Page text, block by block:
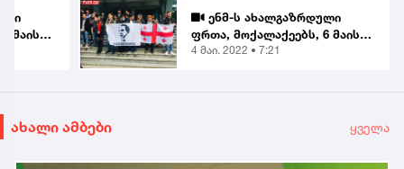
მაისს
ენმ-ს ახალგაზრდული
ფრთა, მოქალაქეებს, 6 მაისს
აქციაზე გასვლას სთხოვს
4 მაი. 2022 • 7:21
ახალი ამბები ყველა